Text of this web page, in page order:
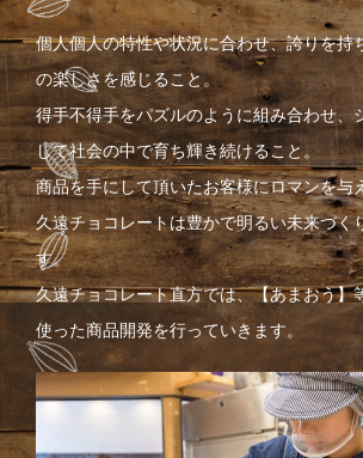
個人個人の特性や状況に合わせ、誇りを持
の楽しさを感じること。
得手不得手をパズルのように組み合わせ、
して社会の中で育ち輝き続けること。
商品を手にして頂いたお客様にロマンを与
久遠チョコレートは豊かで明るい未来づく
す。
久遠チョコレート直方では、【あまおう】
使った商品開発を行っていきます。